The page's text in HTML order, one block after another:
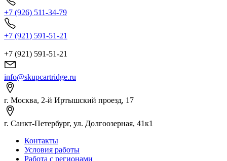
+7 (926) 511-34-79
+7 (921) 591-51-21
+7 (921) 591-51-21
info@skupcartridge.ru
г. Москва, 2-й Иртышский проезд, 17
г. Санкт-Петербург, ул. Долгоозерная, 41к1
Контакты
Условия работы
Работа с регионами